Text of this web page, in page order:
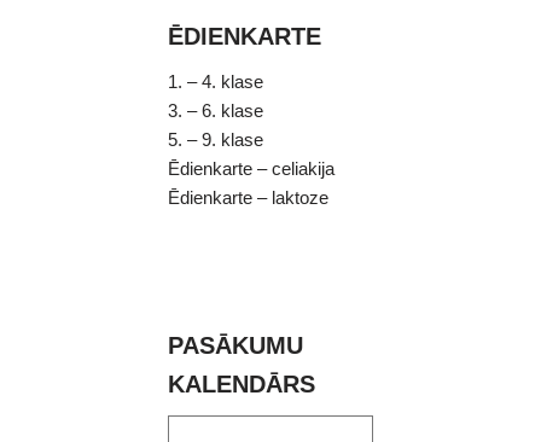
ĒDIENKARTE
1. – 4. klase
3. – 6. klase
5. – 9. klase
Ēdienkarte – celiakija
Ēdienkarte – laktoze
PASĀKUMU
KALENDĀRS